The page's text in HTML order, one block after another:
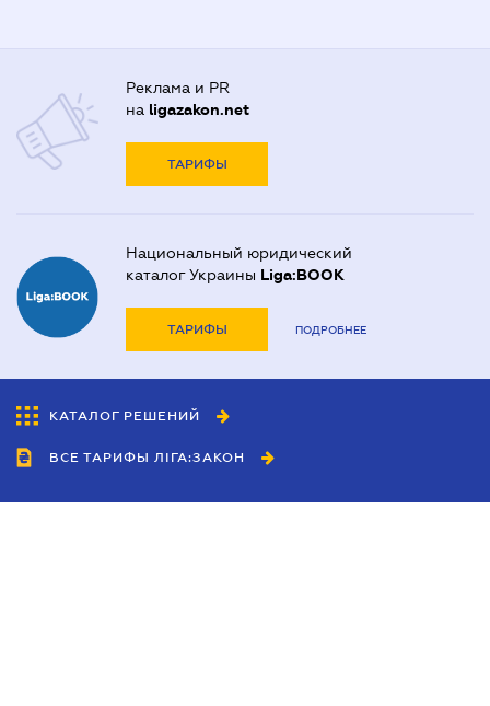
Реклама и PR
на ligazakon.net
ТАРИФЫ
Национальный юридический
каталог Украины Liga:BOOK
ТАРИФЫ ПОДРОБНЕЕ
КАТАЛОГ РЕШЕНИЙ
ВСЕ ТАРИФЫ ЛІГА:ЗАКОН